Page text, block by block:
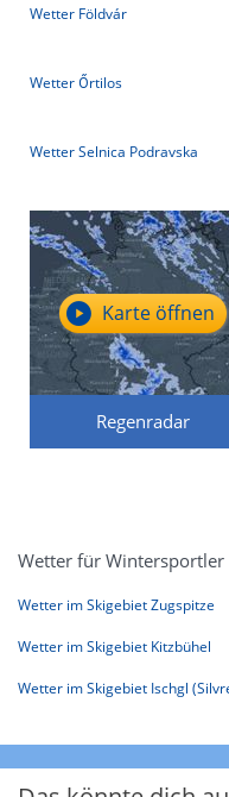
Wetter Földvár
Wetter Őrtilos
Wetter Selnica Podravska
Regenradar
Karte öffnen
Wetter für Wintersportler
Wetter im Skigebiet Zugspitze
Wetter im Skigebiet Kitzbühel
Wetter im Skigebiet Ischgl